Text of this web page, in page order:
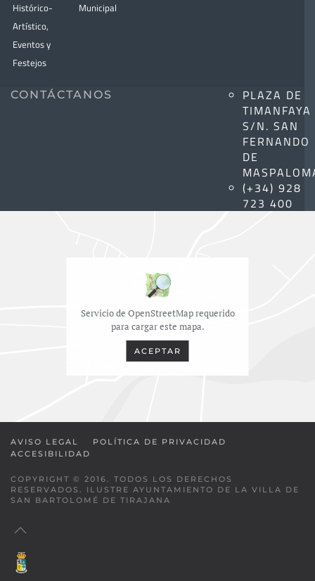
Histórico-
Artístico,
Eventos y
Festejos
Municipal
CONTÁCTANOS
PLAZA DE
TIMANFAYA
S/N. SAN
FERNANDO
DE
(+34) 928
723 400
Servicio de OpenStreetMap requerido
para cargar este mapa.
ACEPTAR
AVISO LEGAL
POLÍTICA DE PRIVACIDAD
ACCESIBILIDAD
COPYRIGHT © 2016. TODOS LOS DERECHOS
RESERVADOS. ILUSTRE AYUNTAMIENTO DE LA VILLA DE
SAN BARTOLOMÉ DE TIRAJANA